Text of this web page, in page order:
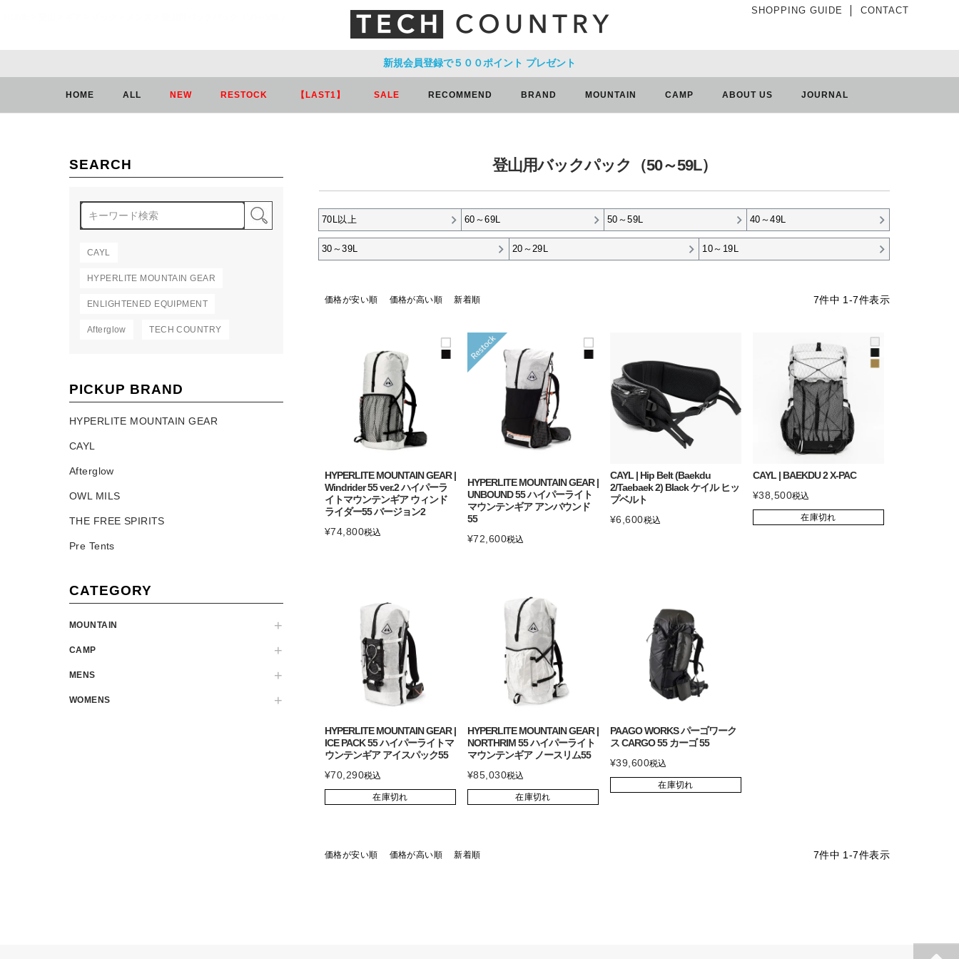
SHOPPING GUIDE CONTACT
新規会員登録で５００ポイント プレゼント
HOME ALL NEW RESTOCK 【LAST1】 SALE RECOMMEND BRAND MOUNTAIN CAMP ABOUT US JOURNAL
SEARCH
CAYL
HYPERLITE MOUNTAIN GEAR
ENLIGHTENED EQUIPMENT
Afterglow TECH COUNTRY
PICKUP BRAND
HYPERLITE MOUNTAIN GEAR
CAYL
Afterglow
OWL MILS
THE FREE SPIRITS
Pre Tents
CATEGORY
MOUNTAIN
CAMP
MENS
WOMENS
登山用バックパック（50～59L）
70L以上 60～69L 50～59L 40～49L
30～39L 20～29L 10～19L
価格が安い順 価格が高い順 新着順 7件中 1 -7件表示
HYPERLITE MOUNTAIN GEAR |
Windrider 55 ver.2 ハイパーラ
イトマウンテンギア ウィンド
ライダー55 バージョン2
¥74,800税込
HYPERLITE MOUNTAIN GEAR |
UNBOUND 55 ハイパーライト
マウンテンギア アンバウンド
55
¥72,600税込
CAYL | Hip Belt (Baekdu
2/Taebaek 2) Black ケイル ヒッ
プベルト
¥6,600税込
CAYL | BAEKDU 2 X-PAC
¥38,500税込
在庫切れ
HYPERLITE MOUNTAIN GEAR |
ICE PACK 55 ハイパーライトマ
ウンテンギア アイスパック55
¥70,290税込
在庫切れ
HYPERLITE MOUNTAIN GEAR |
NORTHRIM 55 ハイパーライト
マウンテンギア ノースリム55
¥85,030税込
在庫切れ
PAAGO WORKS パーゴワーク
ス CARGO 55 カーゴ 55
¥39,600税込
在庫切れ
価格が安い順 価格が高い順 新着順 7件中 1 -7件表示